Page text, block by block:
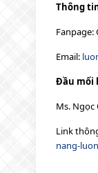
Thông
Fanpage:
Email:
Đầu mối
Ms. Ngọc
Link
nang-